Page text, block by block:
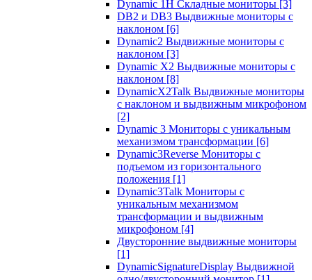
Dynamic 1Н Складные мониторы [3]
DB2 и DB3 Выдвижные мониторы с
наклоном [6]
Dynamic2 Выдвижные мониторы с
наклоном [3]
Dynamic X2 Выдвижные мониторы с
наклоном [8]
DynamicX2Talk Выдвижные мониторы
с наклоном и выдвижным микрофоном
[2]
Dynamic 3 Мониторы с уникальным
механизмом трансформации [6]
Dynamic3Reverse Мониторы с
подъемом из горизонтального
положения [1]
Dynamic3Talk Мониторы с
уникальным механизмом
трансформации и выдвижным
микрофоном [4]
Двусторонние выдвижные мониторы
[1]
DynamicSignatureDisplay Выдвижной